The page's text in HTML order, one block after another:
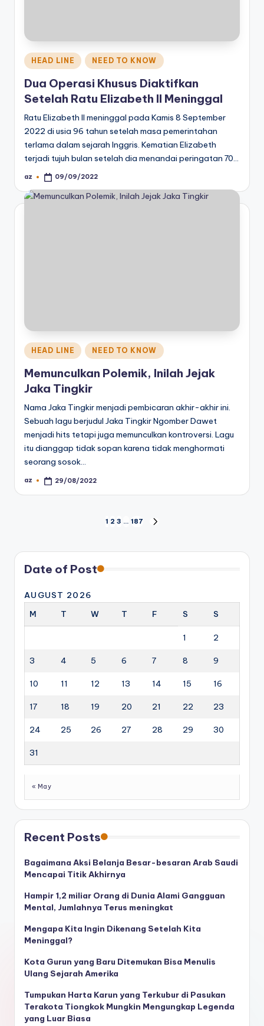
Posted
in
HEAD LINE NEED TO KNOW
Dua Operasi Khusus Diaktifkan
Setelah Ratu Elizabeth II Meninggal
Ratu Elizabeth II meninggal pada Kamis 8 September
2022 di usia 96 tahun setelah masa pemerintahan
terlama dalam sejarah Inggris. Kematian Elizabeth
terjadi tujuh bulan setelah dia menandai peringatan 70…
Posted
az 09/09/2022
Posted
in
HEAD LINE NEED TO KNOW
Memunculkan Polemik, Inilah Jejak
Jaka Tingkir
Nama Jaka Tingkir menjadi pembicaran akhir-akhir ini.
Sebuah lagu berjudul Jaka Tingkir Ngomber Dawet
menjadi hits tetapi juga memunculkan kontroversi. Lagu
itu dianggap tidak sopan karena tidak menghormati
seorang sosok…
Posted
az 29/08/2022
pagination
1 2 3 … 187
Date of Post
AUGUST 2026
M
T W T F S S
1 2
3 4 5 6 7 8 9
10 11 12 13 14 15 16
17 18 19 20 21 22 23
24 25 26 27 28 29 30
31
« May
Recent Posts
Bagaimana Aksi Belanja Besar-besaran Arab Saudi
Mencapai Titik Akhirnya
Hampir 1,2 miliar Orang di Dunia Alami Gangguan
Mental, Jumlahnya Terus meningkat
Mengapa Kita Ingin Dikenang Setelah Kita
Meninggal?
Kota Gurun yang Baru Ditemukan Bisa Menulis
Ulang Sejarah Amerika
Tumpukan Harta Karun yang Terkubur di Pasukan
Terakota Tiongkok Mungkin Mengungkap Legenda
yang Luar Biasa